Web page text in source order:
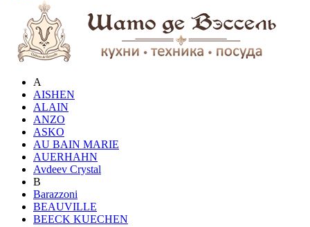
A
AISHEN
ALAIN
ANZO
ASKO
AU BAIN MARIE
AUERHAHN
Avdeev Crystal
B
Barazzoni
BEAUVILLE
BEECK KUECHEN